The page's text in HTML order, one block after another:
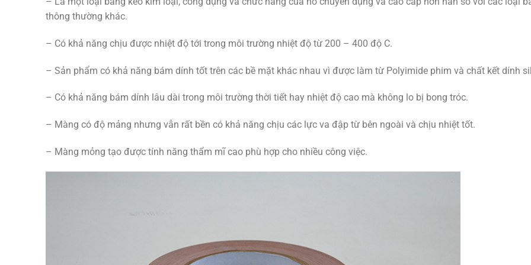
thông thường khác.
– Có khả năng chịu được nhiệt độ tới trong môi trường nhiệt độ từ 200 – 400 độ C.
– Sản phẩm có khả năng bám dính tốt trên các bề mặt khác nhau vì được làm từ Polyimide phim và chất kết dính
– Có khả năng bám dính lâu dài trong môi trường thời tiết hay nhiệt độ cao mà không lo bị bong tróc.
– Màng có độ mảng nhưng vẫn rất bền có khả năng chịu các lực va đập từ bên ngoài và chịu nhiệt tốt.
– Màng mỏng tạo được tính năng thẩm mĩ cao phù hợp cho nhiều công việc.